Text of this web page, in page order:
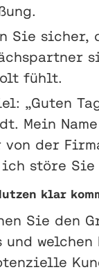
Sie sicher,
fühlt.
„Guten
Mein
von der
störe Sie
klar
Sie den
und welchen